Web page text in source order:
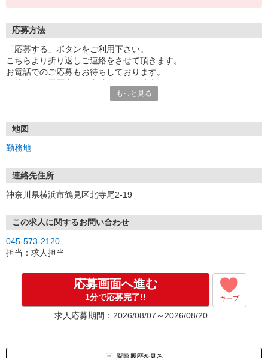
応募方法
「応募する」ボタンをご利用下さい。
こちらより折り返しご連絡をさせて頂きます。
お電話でのご応募もお待ちしております。
もっと見る
地図
勤務地
連絡先住所
神奈川県横浜市鶴見区北寺尾2-19
この求人に関するお問い合わせ
045-573-2120
担当：求人担当
応募画面へ進む
1分で応募完了!! キープ
求人応募期間：2026/08/07～2026/08/20